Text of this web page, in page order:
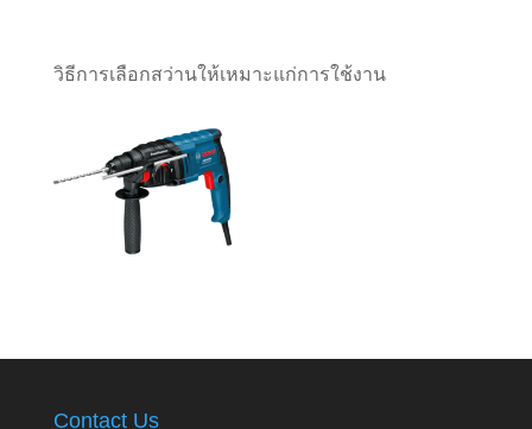
วิธีการเลือกสว่านให้เหมาะแก่การใช้งาน
Contact Us